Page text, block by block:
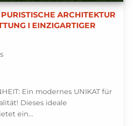
ARCHITEKTUR
I EINZIGARTIGER
Ein modernes UNIKAT für
Dieses ideale
ein...